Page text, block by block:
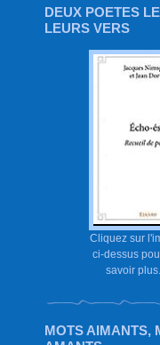
DEUX POETES
LEURS VERS
Cliquez sur
ci-dessus
savoir plus...
MOTS AIMANTS,